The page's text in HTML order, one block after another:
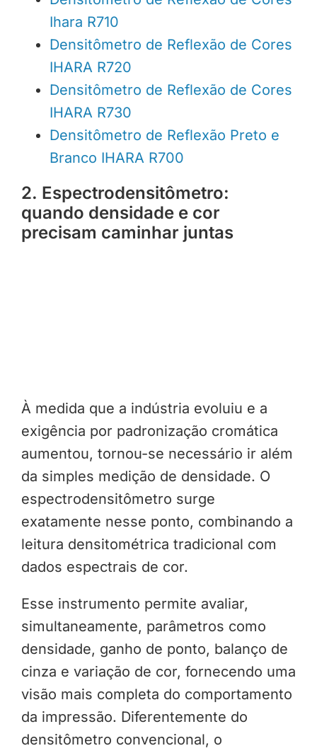
Ihara R710
Densitômetro de Reflexão de Cores
IHARA R720
Densitômetro de Reflexão de Cores
IHARA R730
Densitômetro de Reflexão Preto e
Branco IHARA R700
2. Espectrodensitômetro:
quando densidade e cor
precisam caminhar juntas
À medida que a indústria evoluiu e a
exigência por padronização cromática
aumentou, tornou-se necessário ir além
da simples medição de densidade. O
espectrodensitômetro surge
exatamente nesse ponto, combinando a
leitura densitométrica tradicional com
dados espectrais de cor.
Esse instrumento permite avaliar,
simultaneamente, parâmetros como
densidade, ganho de ponto, balanço de
cinza e variação de cor, fornecendo uma
visão mais completa do comportamento
da impressão. Diferentemente do
densitômetro convencional, o